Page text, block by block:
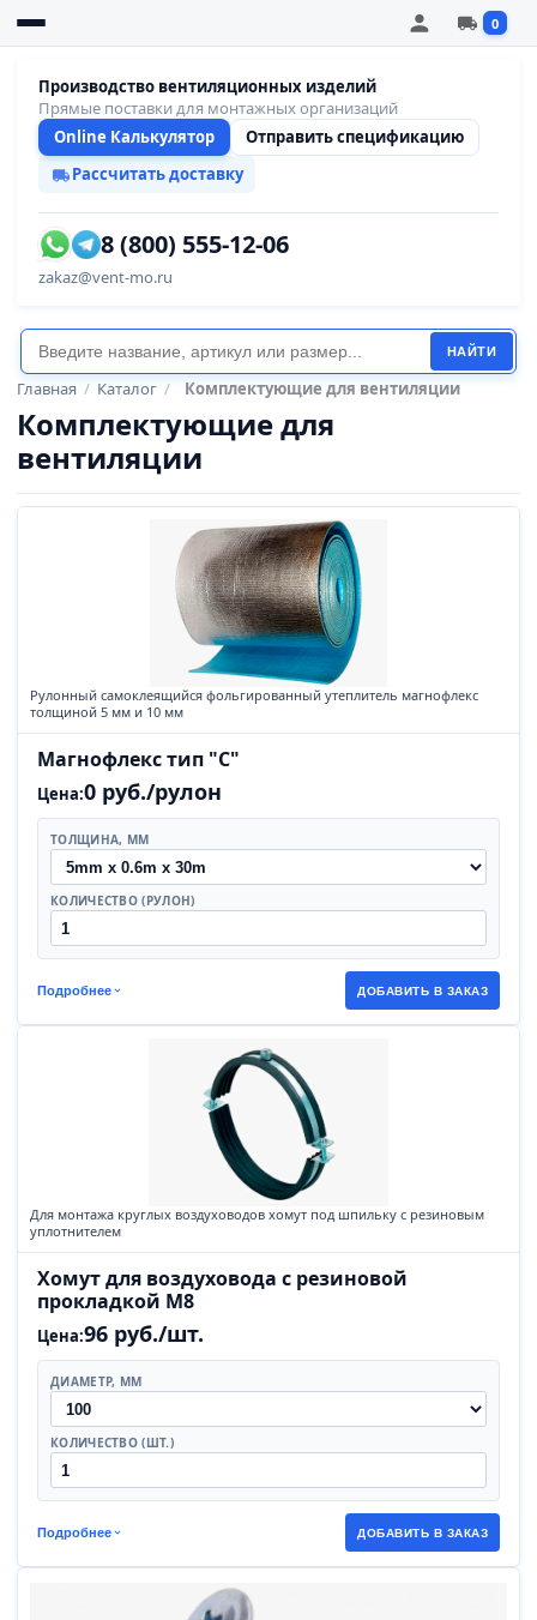
0
Производство вентиляционных изделий
Прямые поставки для монтажных организаций
Online Калькулятор
Отправить спецификацию
Рассчитать доставку
8 (800) 555-12-06
zakaz@vent-mo.ru
НАЙТИ
Главная / Каталог / Комплектующие для вентиляции
Комплектующие для
вентиляции
Рулонный самоклеящийся фольгированный утеплитель магнофлекс
толщиной 5 мм и 10 мм
Магнофлекс тип "С"
Цена:0 руб./рулон
ТОЛЩИНА, ММ
КОЛИЧЕСТВО (РУЛОН)
Подробнее ДОБАВИТЬ В ЗАКАЗ
Для монтажа круглых воздуховодов хомут под шпильку с резиновым
уплотнителем
Хомут для воздуховода с резиновой
прокладкой М8
Цена:96 руб./шт.
ДИАМЕТР, ММ
КОЛИЧЕСТВО (ШТ.)
Подробнее ДОБАВИТЬ В ЗАКАЗ